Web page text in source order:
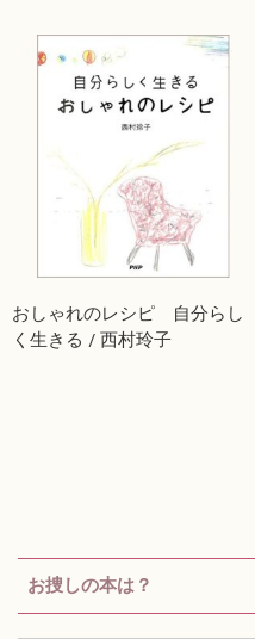
おしゃれのレシピ 自分らし
く生きる / 西村玲子
お捜しの本は？